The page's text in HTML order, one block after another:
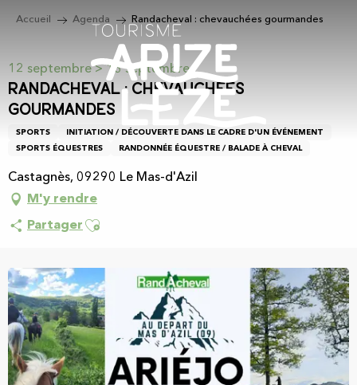
principal
Accueil Agenda Randacheval : chevauchées gourmandes
12 septembre > 13 septembre
Randacheval : chevauchées
gourmandes
SPORTS
INITIATION / DÉCOUVERTE DANS LE CADRE D'UN ÉVÉNEMENT
SPORTS ÉQUESTRES
RANDONNÉE ÉQUESTRE / BALADE À CHEVAL
Castagnès, 09290 Le Mas-d'Azil
M'y rendre
Partager Ajouter aux favoris